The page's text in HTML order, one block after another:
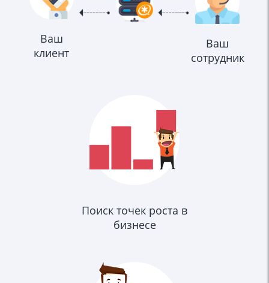
Поиск точек роста в
бизнесе
Ваш
клиент
Ваш
сотрудник